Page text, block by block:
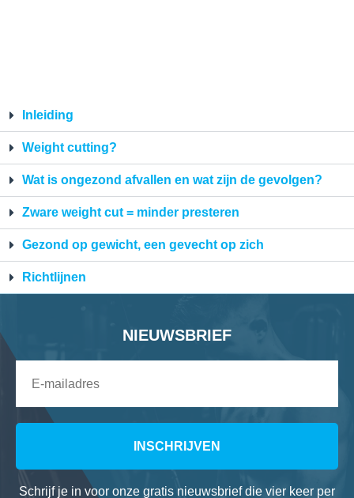
Inleiding
Weight cutting?
Wat is ongezond afvallen en wat zijn de gevolgen?
Zware weight cut = minder presteren
Gezond op gewicht, een gevecht op zich
Richtlijnen
NIEUWSBRIEF
INSCHRIJVEN
Schrijf je in voor onze gratis nieuwsbrief die vier keer per